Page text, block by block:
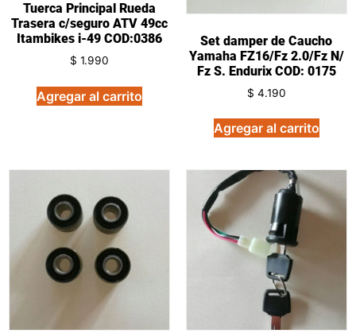
Tuerca Principal Rueda
Trasera c/seguro ATV 49cc
Itambikes i-49 COD:0386
$ 1.990
Agregar al carrito
Set damper de Caucho
Yamaha FZ16/Fz 2.0/Fz N/
Fz S. Endurix COD: 0175
$ 4.190
Agregar al carrito